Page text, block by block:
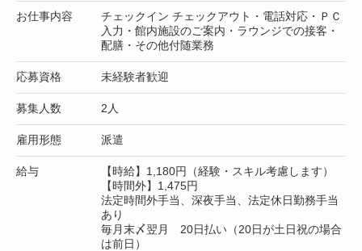
お仕事内容
チェックイン チェックアウト・電話対応・ＰＣ
入力・館内施設のご案内・ラウンジでの接客・
配膳・その他付随業務
応募資格 未経験者歓迎
募集人数 2人
雇用形態 派遣
給与
【時給】1,180円（経験・スキル考慮します）
【時間外】1,475円
法定時間外手当、深夜手当、法定休日勤務手当
あり
毎月末〆翌月 20日払い（20日が土日祝の場合
は前日）